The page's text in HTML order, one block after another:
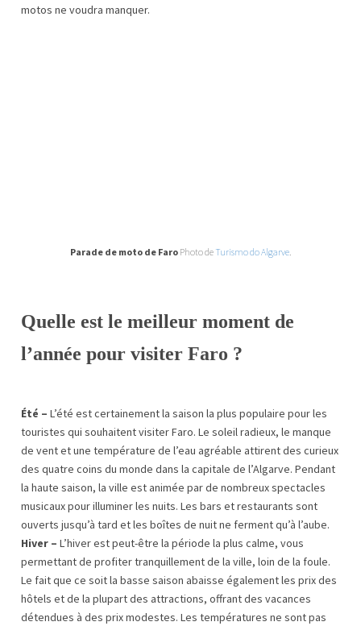
motos ne voudra manquer.
Parade de moto de Faro Photo de Turismo do Algarve.
Quelle est le meilleur moment de
l’année pour visiter Faro ?
Été – L’été est certainement la saison la plus populaire pour les
touristes qui souhaitent visiter Faro. Le soleil radieux, le manque
de vent et une température de l’eau agréable attirent des curieux
des quatre coins du monde dans la capitale de l’Algarve. Pendant
la haute saison, la ville est animée par de nombreux spectacles
musicaux pour illuminer les nuits. Les bars et restaurants sont
ouverts jusqu’à tard et les boîtes de nuit ne ferment qu’à l’aube.
Hiver – L’hiver est peut-être la période la plus calme, vous
permettant de profiter tranquillement de la ville, loin de la foule.
Le fait que ce soit la basse saison abaisse également les prix des
hôtels et de la plupart des attractions, offrant des vacances
détendues à des prix modestes. Les températures ne sont pas